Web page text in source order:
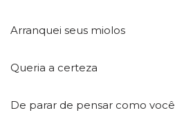
Arranquei seus miolos
Queria a certeza
De parar de pensar como você